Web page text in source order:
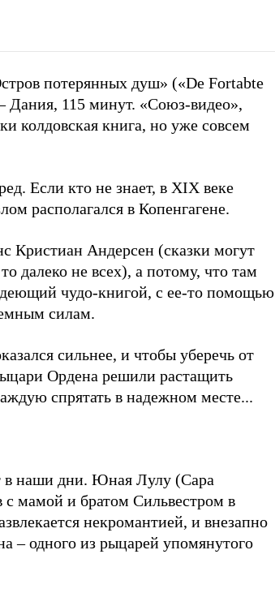
потерянных душ» («De Fortabte
Дания, 115 минут. «Союз-видео»,
колдовская книга, но уже совсем
Если кто не знает, в XIX веке
располагался в Копенгагене.
Кристиан Андерсен (сказки могут
далеко не всех), а потому, что там
чудо-книгой, с ее-то помощью
силам.
сильнее, и чтобы уберечь от
Ордена решили растащить
спрятать в надежном месте...
в наши дни. Юная Лулу (Сара
мамой и братом Сильвестром в
некромантией, и внезапно
– одного из рыцарей упомянутого